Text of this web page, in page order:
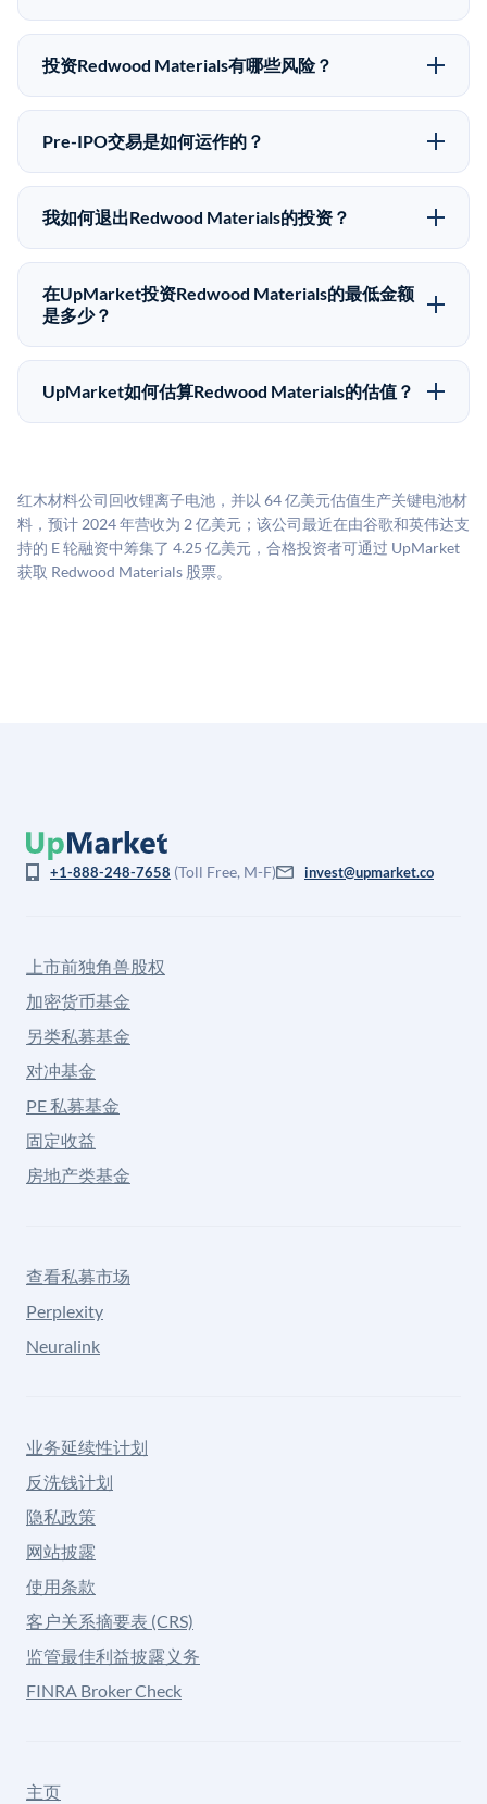
可以。合格投资者可以通过填写本页表单或在
upmarket.co创建账户来表达对Redwood Materials股份
资金额为50,000美元。UpMarket是FINRA注册的经纪
交易商，自2019年以来已经纪超过5亿美元的另类投
投资Redwood Materials有哪些风险？
Pre-IPO投资存在重大风险。Redwood Materials的股份
流动性低，意味着没有公开市场可以快速出售。不存在
投资者应做好可能全部损失的准备。私有公司的估值在
融资轮次之间可能大幅波动。投资者应在投资前咨询其
Pre-IPO交易是如何运作的？
在Pre-IPO交易中，合格投资者通过二级市场平台从现有
股东（如员工、早期投资者或其他持有人）处购买股
为FINRA注册的经纪交易商促成这些交易，代表双方处
理合规、文件和结算事宜。
我如何退出Redwood Materials的投资？
Pre-IPO持股主要有两种退出途径：在二级市场将股份出
售给其他买家，或持有直到公司完成IPO或被收购。两
种途径都受限于转让限制、公司批准（优先购买权）和
做好多年持有的准备。
在UpMarket投资Redwood Materials的最低金额
是多少？
UpMarket上大多数Pre-IPO产品的最低投资金额为
50,000美元。具体金额可能因产品和股份供应情况而有
UpMarket如何估算Redwood Materials的估值？
司可比倍数应用私有公司折扣，以反映流动性不足和信
息不对称。此估值不构成投资建议，可能与实际交易价
格存在重大差异。
红木材料公司回收锂离子电池，并以 64 亿美元估值生产关键电池材
料，预计 2024 年营收为 2 亿美元；该公司最近在由谷歌和英伟达支
持的 E 轮融资中筹集了 4.25 亿美元，合格投资者可通过 UpMarket
获取 Redwood Materials 股票。
+1-888-248-7658 (Toll Free, M-F) invest@upmarket.co
上市前独角兽股权
加密货币基金
另类私募基金
对冲基金
PE 私募基金
固定收益
房地产类基金
查看私募市场
Perplexity
Neuralink
业务延续性计划
反洗钱计划
隐私政策
网站披露
使用条款
客户关系摘要表 (CRS)
监管最佳利益披露义务
FINRA Broker Check
主页